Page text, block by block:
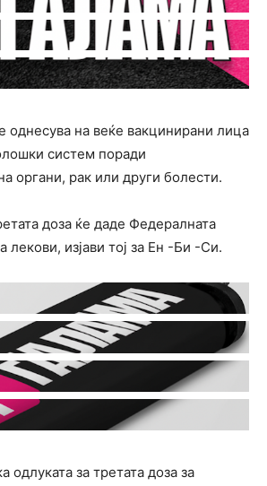
однесува на веќе вакцинирани лица
систем поради
органи, рак или други болести.
доза ќе даде Федералната
лекови, изјави тој за Ен -Би -Си.
одлуката за третата доза за